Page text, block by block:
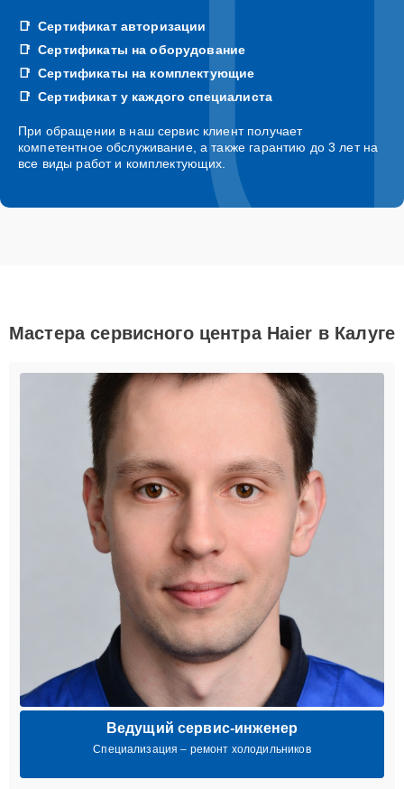
Сертификат авторизации
Сертификаты на оборудование
Сертификаты на комплектующие
Сертификат у каждого специалиста
При обращении в наш сервис клиент получает
компетентное обслуживание, а также гарантию до 3 лет на
все виды работ и комплектующих.
Мастера сервисного центра Haier в Калуге
Ведущий сервис-инженер
Специализация – ремонт холодильников